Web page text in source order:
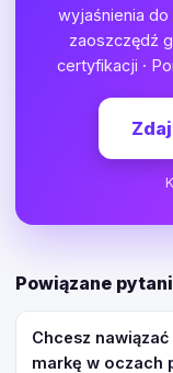
wyjaśnienia
zaoszczędź
certyfikacji ·
Powiązane
Chcesz
markę w oczach